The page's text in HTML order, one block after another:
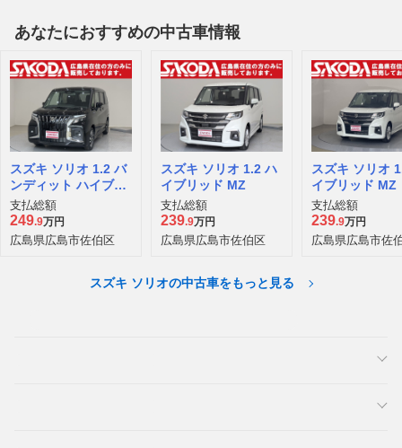
あなたにおすすめの中古車情報
スズキ ソリオ 1.2 バ
ンディット ハイブリ
ッド MV
支払総額
249.9万円
広島県広島市佐伯区
スズキ ソリオ 1.2 ハ
イブリッド MZ
支払総額
239.9万円
広島県広島市佐伯区
スズキ ソリオ
イブリッド MZ
支払総額
239.9万円
広島県広島市佐
スズキ ソリオの中古車をもっと見る